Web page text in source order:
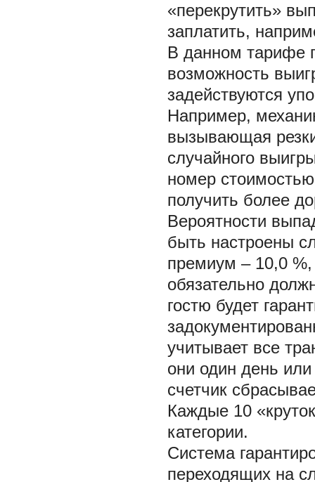
«перекрутить»
заплатить,
В данном тарифе
возможность
задействуются
Например,
вызывающая
случайного
номер
получить более
Вероятности
быть настроены
премиум – 10,0
обязательно
гостю будет
учитывает все
они один день
счетчик
Каждые 10
категории.
Система
переходящих на